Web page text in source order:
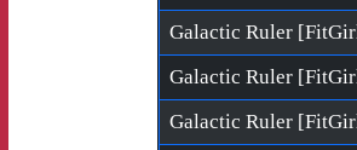
Galactic Ruler
Galactic Ruler
Galactic Ruler